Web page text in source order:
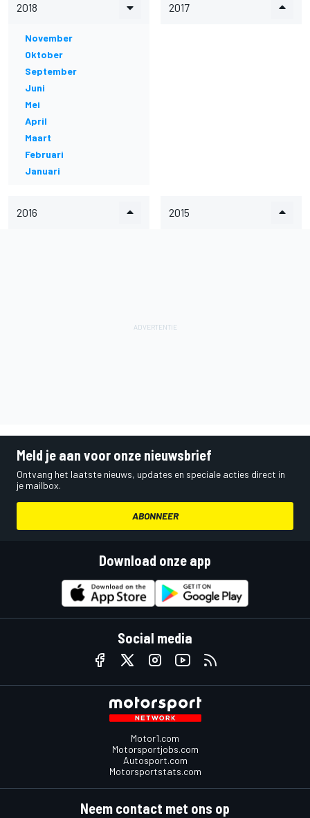
2018
November
Oktober
September
Juni
Mei
April
Maart
Februari
Januari
2017
2016 2015
Meld je aan voor onze nieuwsbrief
Ontvang het laatste nieuws, updates en speciale acties direct in
je mailbox.
ABONNEER
Download onze app
Social media
Motor1.com
Motorsportjobs.com
Autosport.com
Motorsportstats.com
Neem contact met ons op